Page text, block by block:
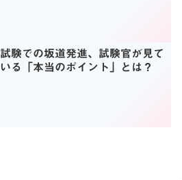
試験での坂道発進、試験官が見て
いる「本当のポイント」とは？